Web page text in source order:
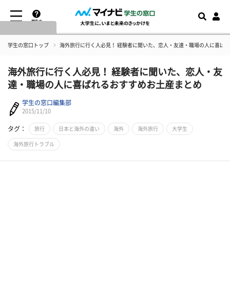
学生の
学生の窓口トップ 海外旅行に行く人必見！ 経験者に聞いた、恋人・友達・職場の人に喜ば
​海外旅行に行く人必見！ 経験者に聞いた、恋人・友
達・職場の人に喜ばれるおすすめお土産まとめ
学生の窓口編集部
2015/11/10
タグ： 旅行 日本と海外の違い 海外 海外旅行 大学生
海外旅行トラブル